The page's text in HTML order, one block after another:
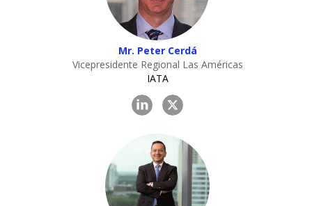
Mr. Peter Cerdá
Vicepresidente Regional Las Américas
IATA